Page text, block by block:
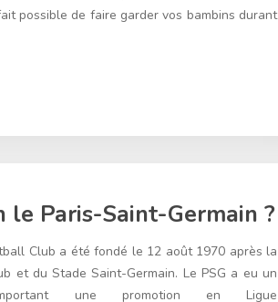
possible de faire garder vos bambins durant
le Paris-Saint-Germain ?
Club a été fondé le 12 août 1970 après la
et du Stade Saint-Germain. Le PSG a eu un
une promotion en Ligue